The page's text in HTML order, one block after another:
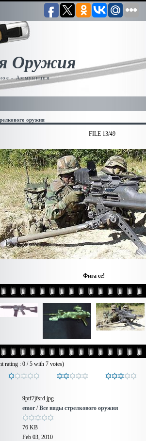
Оружия
- Аммуниция
оружия
FILE 13/49
Фига се!
rating : 0 / 5 with 7 votes)
9ptf7jfsrd.jpg
emor /Все виды стрелкового оружия
76 KB
Feb 03, 2010